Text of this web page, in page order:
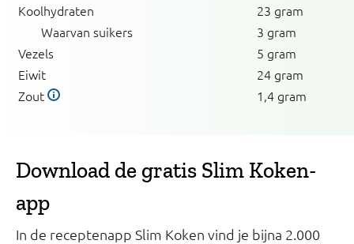
Koolhydraten
23 gram
Waarvan suikers
3 gram
Vezels
5 gram
Eiwit
24 gram
Zout
1,4 gram
Download de gratis Slim Koken-
app
In de receptenapp Slim Koken vind je bijna 2.000